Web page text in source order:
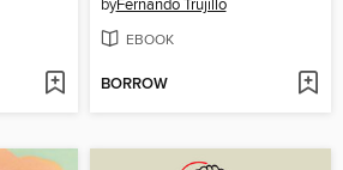
byFernando Trujillo
EBOOK
BORROW